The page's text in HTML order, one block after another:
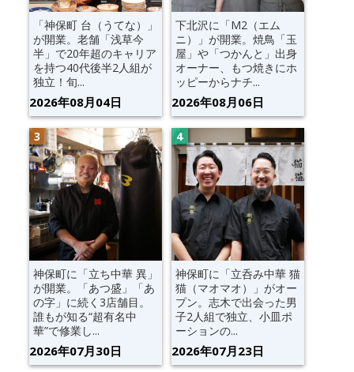
「神保町 台（うてな）」
が開業。老舗「浅草今
半」で20年超のキャリア
を持つ40代後半2人組が
独立！旬...
2026年08月04日
下北沢に「M2（エム
ニ）」が開業。焼鳥「玉
屋」や「つかんと」出身
オーナー、もつ焼きにホ
ッピーからナチ...
2026年08月06日
神保町に「立ち中華 異」
が開業。「あつ盛」「あ
の字」に続く3店舗目。
誰もが知る“超有名中
華”で修業し...
2026年07月30日
神保町に「立呑み中華 猫
猫（マオマオ）」がオー
プン。志木で出会った男
子2人組で独立、小皿ポ
ーションの...
2026年07月23日